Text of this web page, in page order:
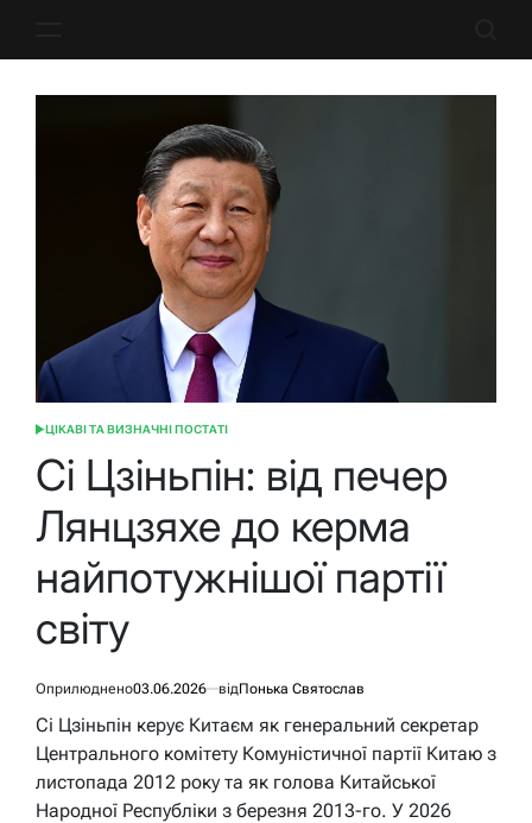
ОПУБЛІКУВАТИ
ЦІКАВІ ТА ВИЗНАЧНІ ПОСТАТІ
Сі Цзіньпін: від печер
Лянцзяхе до керма
найпотужнішої партії
світу
Оприлюднено03.06.2026 відПонька Святослав
Сі Цзіньпін керує Китаєм як генеральний секретар
Центрального комітету Комуністичної партії Китаю з
листопада 2012 року та як голова Китайської
Народної Республіки з березня 2013-го. У 2026